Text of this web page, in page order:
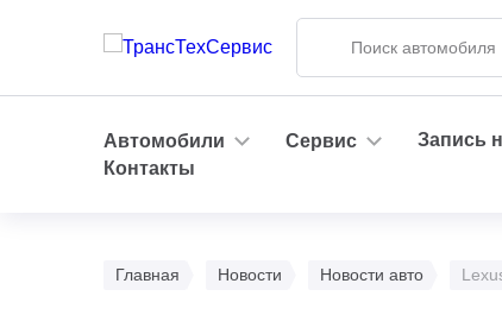
Автомобили Сервис Запись
Контакты
Главная Новости Новости авто